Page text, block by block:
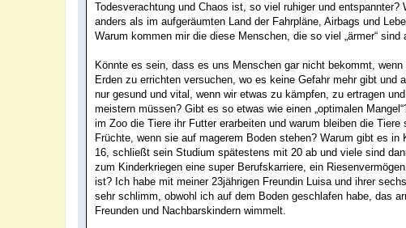
Todesverachtung und Chaos ist, so viel ruhiger und
anders als im aufgeräumten Land der Fahrpläne, Airbags und
Warum kommen mir die diese Menschen, die so viel „ärmer“
Könnte es sein, dass es uns Menschen gar nicht bekommt,
Erden zu errichten versuchen, wo es keine Gefahr mehr gibt
nur gesund und vital, wenn wir etwas zu kämpfen, zu ertragen
meistern müssen? Gibt es so etwas wie einen „optimalen
im Zoo die Tiere ihr Futter erarbeiten und warum bleiben die
Früchte, wenn sie auf magerem Boden stehen? Warum gibt es
16, schließt sein Studium spätestens mit 20 ab und viele sind
zum Kinderkriegen eine super Berufskarriere, ein
ist? Ich habe mit meiner 23jährigen Freundin Luisa und ihrer
sehr schlimm, obwohl ich auf dem Boden geschlafen habe, das
Freunden und Nachbarskindern wimmelt.